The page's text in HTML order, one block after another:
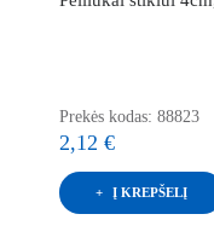
Prekės kodas: 88823
2,12 €
Į KREPŠELĮ